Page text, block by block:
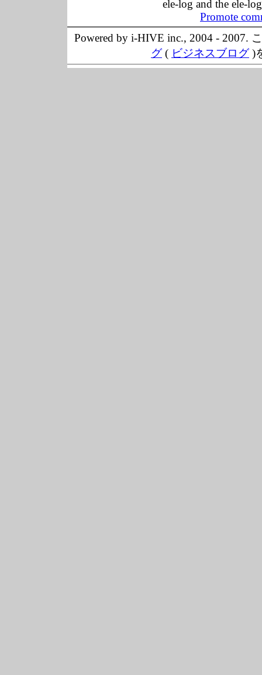
ele-log and the ele-
Promote
Powered by i-HIVE inc., 2004 - 2007.
グ( ビジネスブログ)